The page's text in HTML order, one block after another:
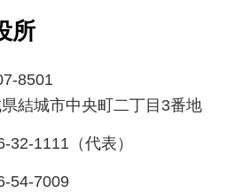
所
8501
結城市中央町二丁目3番地
32-1111（代表）
54-7009